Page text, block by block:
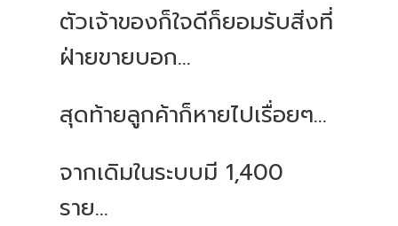
ตัวเจ้าของก็ใจดีก็ยอมรับสิ่งที่
ฝ่ายขายบอก...
สุดท้ายลูกค้าก็หายไปเรื่อยๆ...
จากเดิมในระบบมี 1,400
ราย...